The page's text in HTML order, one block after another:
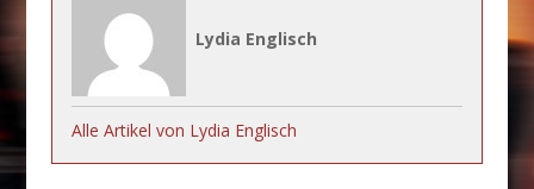
Lydia Englisch
Alle Artikel von Lydia Englisch